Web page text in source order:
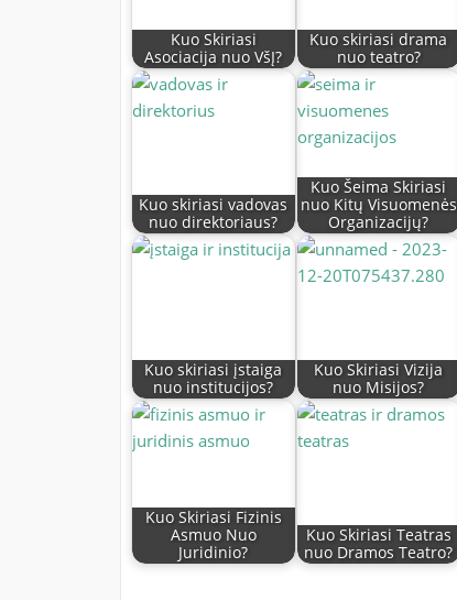
Kuo Skiriasi
Asociacija nuo VšĮ?
Kuo skiriasi drama
nuo teatro?
Kuo skiriasi vadovas
nuo direktoriaus?
Kuo Šeima Skiriasi
nuo Kitų Visuomenės
Organizacijų?
Kuo skiriasi įstaiga
nuo institucijos?
Kuo Skiriasi Vizija
nuo Misijos?
Kuo Skiriasi Fizinis
Asmuo Nuo
Juridinio?
Kuo Skiriasi Teatras
nuo Dramos Teatro?